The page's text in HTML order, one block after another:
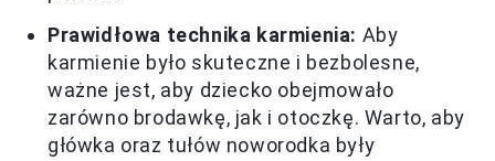
Prawidłowa technika karmienia: Aby
karmienie było skuteczne i bezbolesne,
ważne jest, aby dziecko obejmowało
zarówno brodawkę, jak i otoczkę. Warto, aby
główka oraz tułów noworodka były